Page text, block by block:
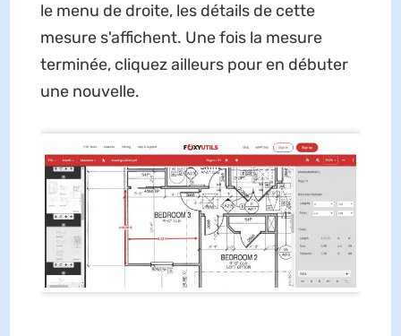
le menu de droite, les détails de cette
mesure s'affichent. Une fois la mesure
terminée, cliquez ailleurs pour en débuter
une nouvelle.